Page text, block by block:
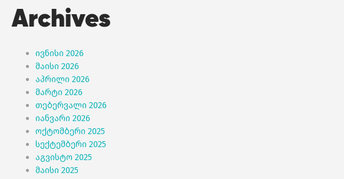
Archives
ივნისი 2026
მაისი 2026
აპრილი 2026
მარტი 2026
თებერვალი 2026
იანვარი 2026
ოქტომბერი 2025
სექტემბერი 2025
აგვისტო 2025
მაისი 2025